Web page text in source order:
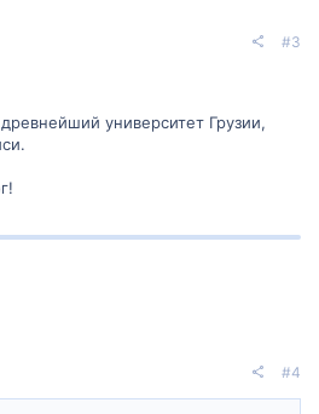
#3
университет Грузии,
#4